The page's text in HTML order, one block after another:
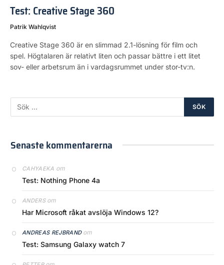
Test: Creative Stage 360
Patrik Wahlqvist
Creative Stage 360 är en slimmad 2.1-lösning för film och
spel. Högtalaren är relativt liten och passar bättre i ett litet
sov- eller arbetsrum än i vardagsrummet under stor-tv:n.
Senaste kommentarerna
CAHYAEKA om
Test: Nothing Phone 4a
ANDERSom
Har Microsoft råkat avslöja Windows 12?
ANDREAS REJBRANDom
Test: Samsung Galaxy watch 7